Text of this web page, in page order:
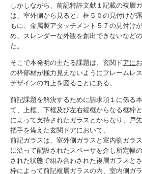
しかしながら、前記特許文献１記載の複層
は、室外側から見ると、框５０の見付けが
もに、金属製アタッチメント５７の見付け
め、スレンダーな外観を創出できないなど
た。
そこで本発明の主たる課題は、玄関ドアに
の枠部材が極力見えないようにフレームレス
デザインの向上を図ることにある。
前記課題を解決するために請求項１に係る
て、上框、下框及び左右縦框からなる框枠
によって支持されたガラスとからなり、戸
把手を備えた玄関ドアにおいて、
前記ガラスは、室外側ガラスと室内側ガラ
に沿って配設されたスペーサを介し所定幅
された状態で組み合わされた複層ガラスと
枠によって前記複層ガラスの内、室内側ガ